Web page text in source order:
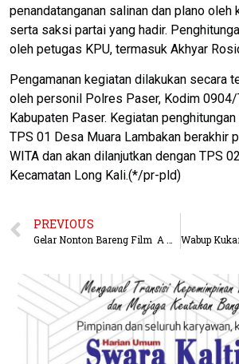
penandatanganan salinan dan plano oleh
serta saksi partai yang hadir.
oleh petugas KPU, termasuk Akhyar
Pengamanan kegiatan dilakukan secara
oleh personil Polres Paser, Kodim 0904/
Kabupaten Paser. Kegiatan
TPS 01 Desa Muara Lambakan berakhir
WITA dan akan dilanjutkan dengan TPS
Kecamatan Long Kali.(*/pr-pld)
PREVIOUS